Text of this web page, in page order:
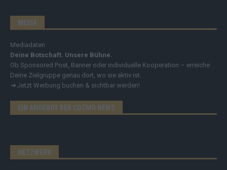
MEDIA
Mediadaten
Deine Botschaft. Unsere Bühne.
Ob Sponsored Post, Banner oder individuelle Kooperation – erreiche
Deine Zielgruppe genau dort, wo sie aktiv ist.
➔ Jetzt Werbung buchen & sichtbar werden!
EIN ANGEBOT DER COZMO NEWS
NETZWERK